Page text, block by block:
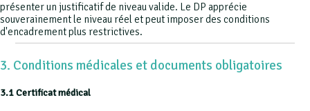
présenter un justificatif de niveau valide. Le DP apprécie
souverainement le niveau réel et peut imposer des conditions
d'encadrement plus restrictives.
3. Conditions médicales et documents obligatoires
3.1 Certificat médical